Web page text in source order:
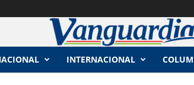
INTERNACIONAL